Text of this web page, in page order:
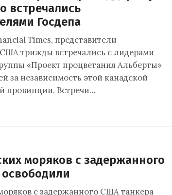
встречались
Госдепа
Times, представители
трижды встречались с лидерами
«Проект процветания Альберты»
за независимость этой канадской
провинции. Встречи…
моряков с задержанного
с задержанного США танкера